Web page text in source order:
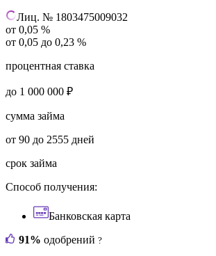
Лиц. № 1803475009032
от 0,05 %
от 0,05 до 0,23 %
процентная ставка
до 1 000 000 ₽
сумма займа
от 90 до 2555 дней
срок займа
Способ получения:
Банковская карта
91% одобрений ?